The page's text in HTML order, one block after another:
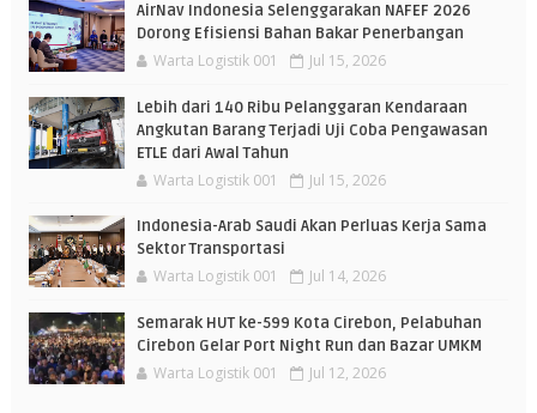
AirNav Indonesia Selenggarakan NAFEF 2026
Dorong Efisiensi Bahan Bakar Penerbangan
Warta Logistik 001 Jul 15, 2026
Lebih dari 140 Ribu Pelanggaran Kendaraan
Angkutan Barang Terjadi Uji Coba Pengawasan
ETLE dari Awal Tahun
Warta Logistik 001 Jul 15, 2026
Indonesia-Arab Saudi Akan Perluas Kerja Sama
Sektor Transportasi
Warta Logistik 001 Jul 14, 2026
Semarak HUT ke-599 Kota Cirebon, Pelabuhan
Cirebon Gelar Port Night Run dan Bazar UMKM
Warta Logistik 001 Jul 12, 2026